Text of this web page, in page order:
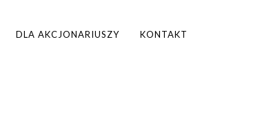
DLA AKCJONARIUSZY KONTAKT